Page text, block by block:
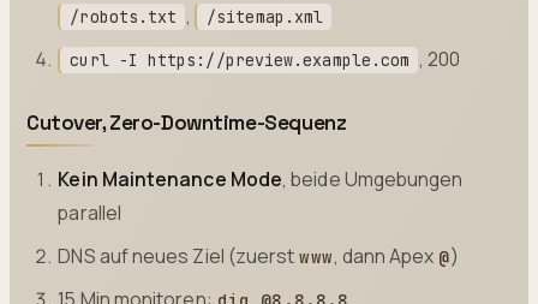
/robots.txt ,
/sitemap.xml
curl -I https://preview.example.com , 200
Cutover, Zero-Downtime-Sequenz
Kein Maintenance Mode, beide Umgebungen
parallel
DNS auf neues Ziel (zuerst www, dann Apex @)